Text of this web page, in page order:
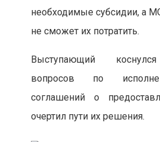
необходимые субсидии, а
не сможет их потратить.
Выступающий
вопросов по
соглашений о
очертил пути их решения.